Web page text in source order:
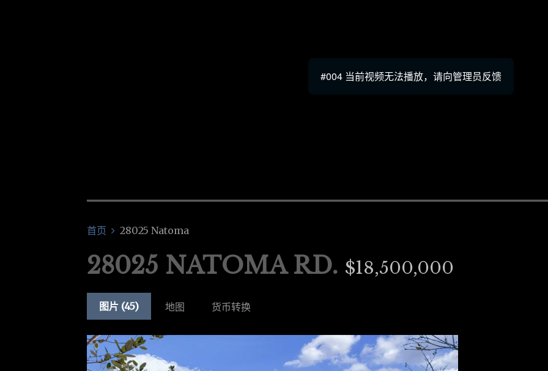
#004 当前视频无法播放，请向管理员反馈
首页 28025 Natoma
28025 NATOMA RD. $18,500,000
图片 (45) 地图 货币转换